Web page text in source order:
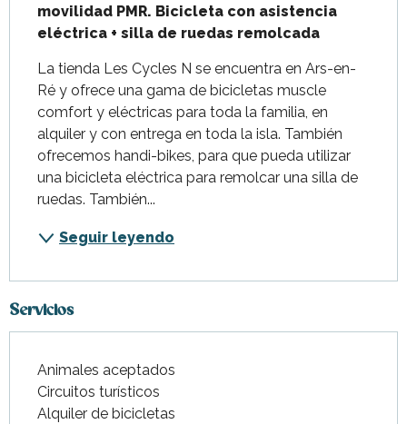
movilidad PMR. Bicicleta con asistencia
eléctrica + silla de ruedas remolcada
La tienda Les Cycles N se encuentra en Ars-en-
Ré y ofrece una gama de bicicletas muscle
comfort y eléctricas para toda la familia, en
alquiler y con entrega en toda la isla. También
ofrecemos handi-bikes, para que pueda utilizar
una bicicleta eléctrica para remolcar una silla de
ruedas. También...
Seguir leyendo
Servicios
Animales aceptados
Circuitos turísticos
Alquiler de bicicletas